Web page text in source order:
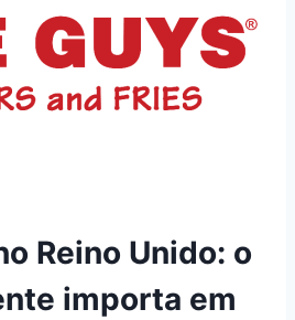
Reino Unido: o
importa em